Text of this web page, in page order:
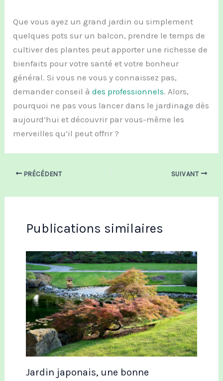
Que vous ayez un grand jardin ou simplement
quelques pots sur un balcon, prendre le temps de
cultiver des plantes peut apporter une richesse de
bienfaits pour votre santé et votre bonheur
général. Si vous ne vous y connaissez pas,
demander conseil àdes professionnels. Alors,
pourquoi ne pas vous lancer dans le jardinage dès
aujourd’hui et découvrir par vous-même les
merveilles qu’il peut offrir ?
PRÉCÉDENT SUIVANT
Publications similaires
Jardin japonais, une bonne